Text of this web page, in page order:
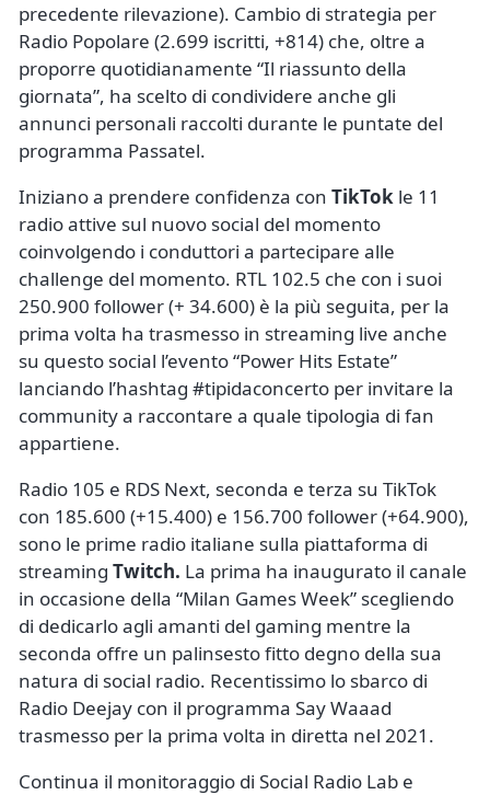
precedente rilevazione). Cambio di strategia per
Radio Popolare (2.699 iscritti, +814) che, oltre a
proporre quotidianamente “Il riassunto della
giornata”, ha scelto di condividere anche gli
annunci personali raccolti durante le puntate del
programma Passatel.
Iniziano a prendere confidenza con TikTok le 11
radio attive sul nuovo social del momento
coinvolgendo i conduttori a partecipare alle
challenge del momento. RTL 102.5 che con i suoi
250.900 follower (+ 34.600) è la più seguita, per la
prima volta ha trasmesso in streaming live anche
su questo social l’evento “Power Hits Estate”
lanciando l’hashtag #tipidaconcerto per invitare la
community a raccontare a quale tipologia di fan
appartiene.
Radio 105 e RDS Next, seconda e terza su TikTok
con 185.600 (+15.400) e 156.700 follower (+64.900),
sono le prime radio italiane sulla piattaforma di
streaming Twitch. La prima ha inaugurato il canale
in occasione della “Milan Games Week” scegliendo
di dedicarlo agli amanti del gaming mentre la
seconda offre un palinsesto fitto degno della sua
natura di social radio. Recentissimo lo sbarco di
Radio Deejay con il programma Say Waaad
trasmesso per la prima volta in diretta nel 2021.
Continua il monitoraggio di Social Radio Lab e